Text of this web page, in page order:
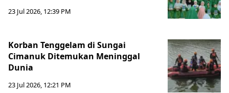
23 Jul 2026, 12:39 PM
Korban Tenggelam di Sungai
Cimanuk Ditemukan Meninggal
Dunia
23 Jul 2026, 12:21 PM